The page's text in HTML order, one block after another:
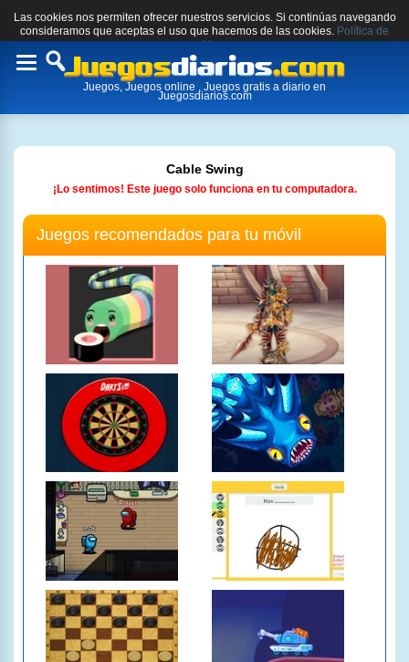
Las cookies nos permiten ofrecer nuestros servicios. Si continúas navegando
consideramos que aceptas el uso que hacemos de las cookies. Política de
cookies.
Toggle
Juegos, Juegos online , Juegos gratis a diario en
Juegosdiarios.com
Cable Swing
¡Lo sentimos! Este juego solo funciona en tu computadora.
Juegos recomendados para tu móvil